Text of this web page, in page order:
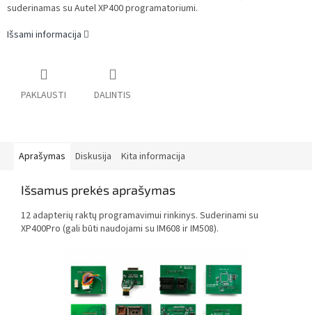
suderinamas su Autel XP400 programatoriumi.
Išsami informacija
PAKLAUSTI DALINTIS
Aprašymas Diskusija Kita informacija
Išsamus prekės aprašymas
12 adapterių raktų programavimui rinkinys. Suderinami su
XP400Pro (gali būti naudojami su IM608 ir IM508).